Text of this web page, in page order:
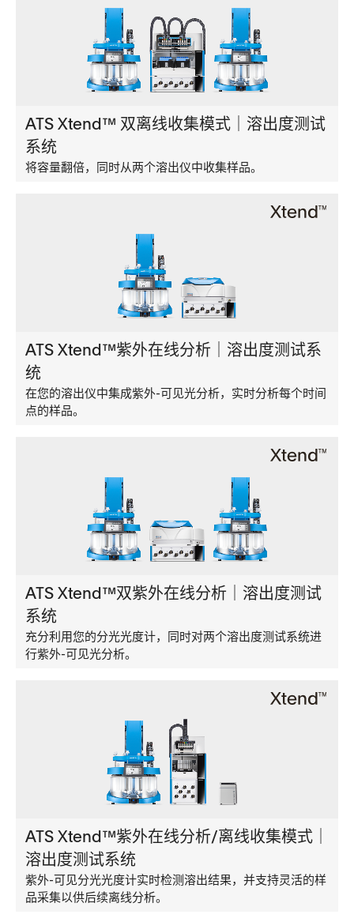
ATS Xtend™ 双离线收集模式｜溶出度测试
系统
将容量翻倍，同时从两个溶出仪中收集样品。
ATS Xtend™紫外在线分析｜溶出度测试系
统
在您的溶出仪中集成紫外-可见光分析，实时分析每个时间
点的样品。
ATS Xtend™双紫外在线分析｜溶出度测试
系统
充分利用您的分光光度计，同时对两个溶出度测试系统进
行紫外-可见光分析。
ATS Xtend™紫外在线分析/离线收集模式｜
溶出度测试系统
紫外-可见分光光度计实时检测溶出结果，并支持灵活的样
品采集以供后续离线分析。